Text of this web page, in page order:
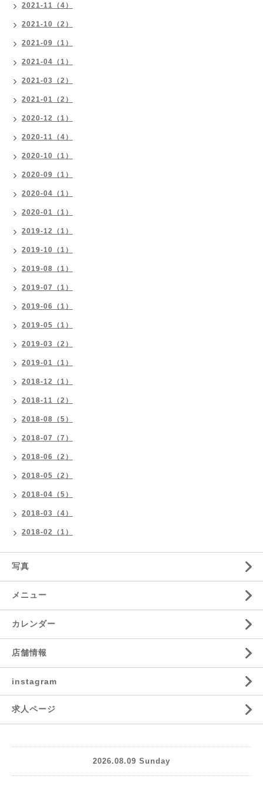
2021-11（4）
2021-10（2）
2021-09（1）
2021-04（1）
2021-03（2）
2021-01（2）
2020-12（1）
2020-11（4）
2020-10（1）
2020-09（1）
2020-04（1）
2020-01（1）
2019-12（1）
2019-10（1）
2019-08（1）
2019-07（1）
2019-06（1）
2019-05（1）
2019-03（2）
2019-01（1）
2018-12（1）
2018-11（2）
2018-08（5）
2018-07（7）
2018-06（2）
2018-05（2）
2018-04（5）
2018-03（4）
2018-02（1）
写真
メニュー
カレンダー
店舗情報
instagram
求人ページ
2026.08.09 Sunday